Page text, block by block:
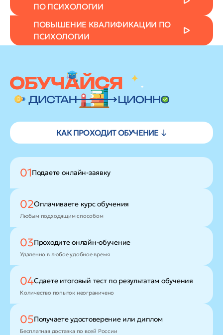
ПО ПСИХОЛОГИИ
ПОВЫШЕНИЕ КВАЛИФИКАЦИИ ПО
ПСИХОЛОГИИ
КАК ПРОХОДИТ ОБУЧЕНИЕ ↓
01Подаете онлайн-заявку
02Оплачиваете курс обучения
Любым подходящим способом
03Проходитеонлайн-обучение
Удаленно в любое удобное время
04Сдаете итоговый тест по результатам обучения
Количество попыток неограничено
05Получаете удостоверение или диплом
Бесплатная доставка по всей России